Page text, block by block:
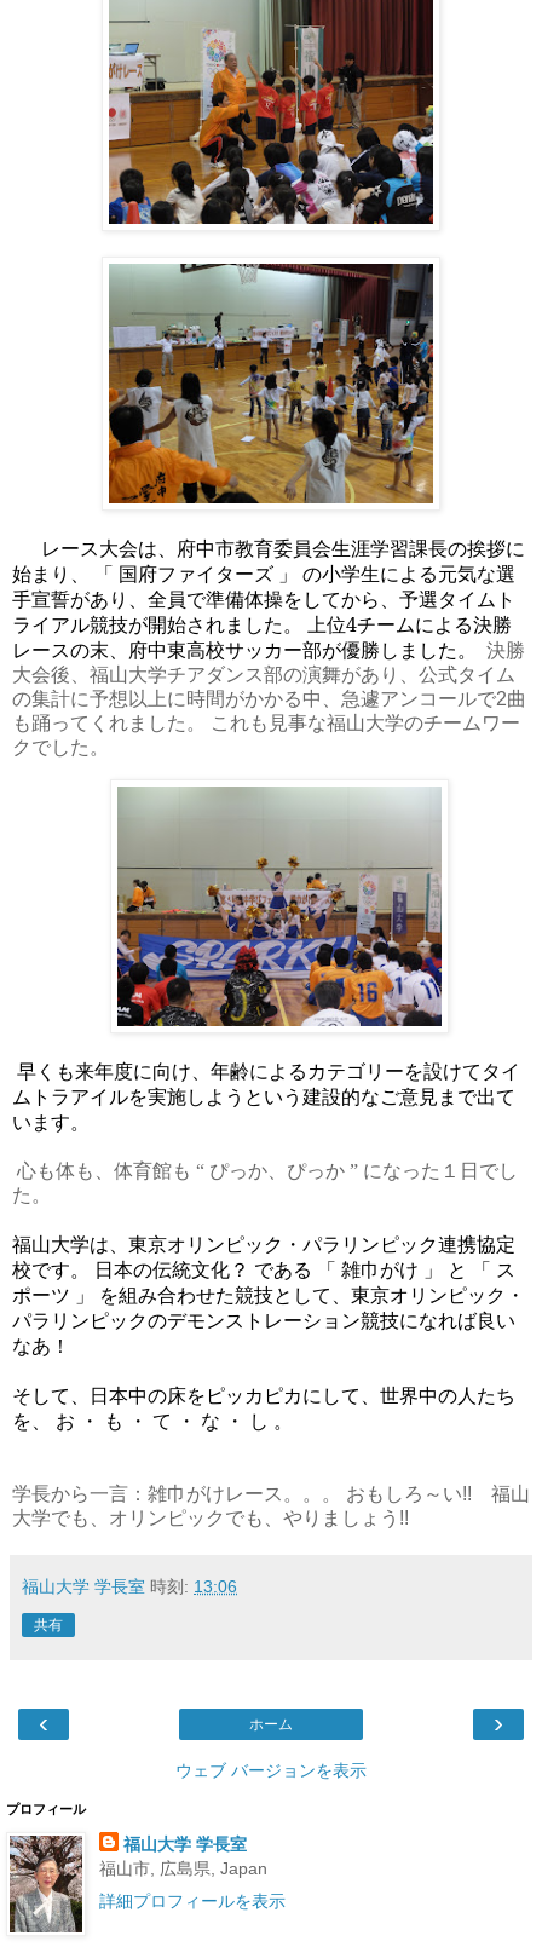
レース大会は、府中市教育委員会生涯学習課長の挨拶に
始まり、
「 国府ファイターズ 」 の小学生による元気な選
手宣誓があり、 全員で準備体操をしてから、 予選タイムト
ライアル競技が開始されました。 上位4チームによる決勝
レースの末、 府中東高校サッカー部が優勝しました。
決勝
大会後、福山大学チアダンス部の演舞があり、 公式タイム
の集計に予想以上に時間がかかる中、 急遽アンコールで2曲
も踊ってくれました。
これも見事な福山大学のチームワー
クでした。
早くも来年度に向け、 年齢によるカテゴリーを設けてタイ
ムトラアイルを実施しようという建設的なご意見まで出て
います。
心も体も、体育館も “ ぴっか、ぴっか ” になった１ 日でし
た。
福山大学は、東京オリンピック・パラリンピック連携協定
校です。
日本の伝統文化？ である 「 雑巾がけ 」 と 「 ス
ポーツ 」 を組み合わせた競技として、東京オリンピック・
パラリンピックのデモンストレーション競技になれば良い
なあ！
そして、日本中の床をピッカピカにして、世界中の人たち
を、 お ・
も ・ て ・ な ・ し 。
学長から一言：雑巾がけレース。。。 おもしろ～い!! 福山
大学でも、オリンピックでも、やりましょう!!
福山大学 学長室 時刻: 13:06
共有
‹ ›
ホーム
ウェブ バージョンを表示
プロフィール
福山大学 学長室
福山市, 広島県, Japan
詳細プロフィールを表示